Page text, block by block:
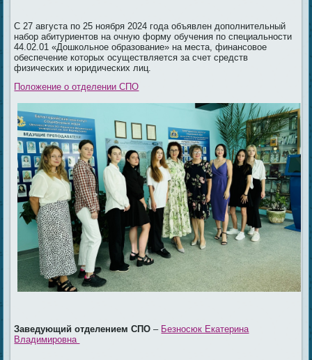
С 27 августа по 25 ноября 2024 года объявлен дополнительный
набор абитуриентов на очную форму обучения по специальности
44.02.01 «Дошкольное образование» на места, финансовое
обеспечение которых осуществляется за счет средств
физических и юридических лиц.
Положение о отделении СПО
Заведующий отделением СПО – Безносюк Екатерина
Владимировна